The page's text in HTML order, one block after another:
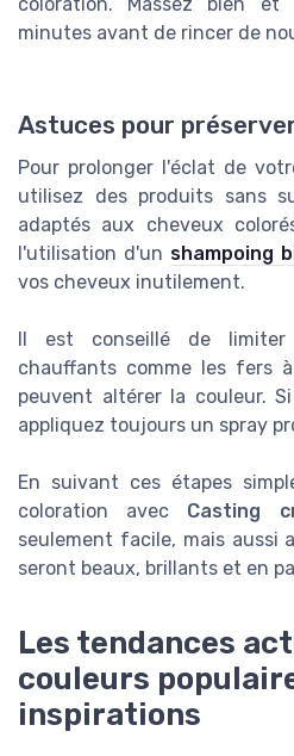
minutes avant de rincer de
Astuces pour
Pour prolonger l'éclat de
utilisez des produits sans
adaptés aux cheveux
l'utilisation d'un shampoing
vos cheveux inutilement.
Il est conseillé de limiter
chauffants comme les fers
peuvent altérer la couleur.
appliquez toujours un spray
En suivant ces étapes
coloration avec Casting
seulement facile, mais aussi
seront beaux, brillants et en
Les tendances
couleurs
inspirations